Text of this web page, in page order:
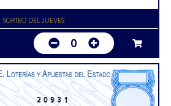
SORTEO DEL JUEVES
0
20931